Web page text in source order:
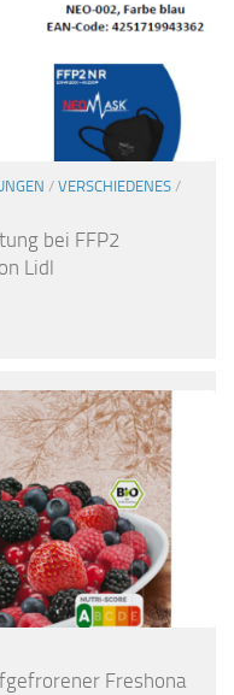
/ VERSCHIEDENES /
bei FFP2
Lidl
Freshona